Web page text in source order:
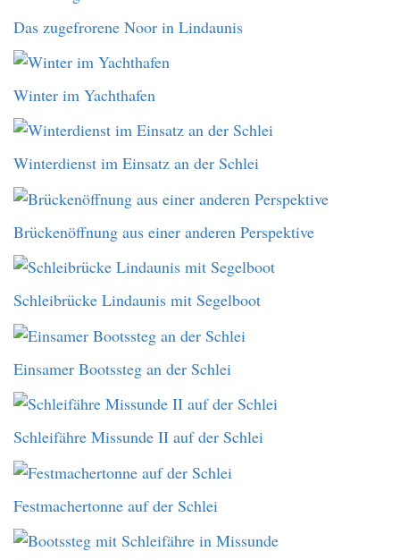
Das zugefrorene Noor in Lindaunis
Winter im Yachthafen
Winterdienst im Einsatz an der Schlei
Brückenöffnung aus einer anderen Perspektive
Schleibrücke Lindaunis mit Segelboot
Einsamer Bootssteg an der Schlei
Schleifähre Missunde II auf der Schlei
Festmachertonne auf der Schlei